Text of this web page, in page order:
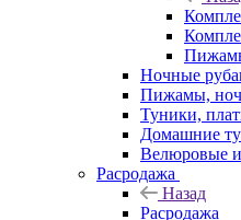
Ночные
Пижамы,
Туники,
Домашние
Велюровые
Расродажа
Назад
Расродажа